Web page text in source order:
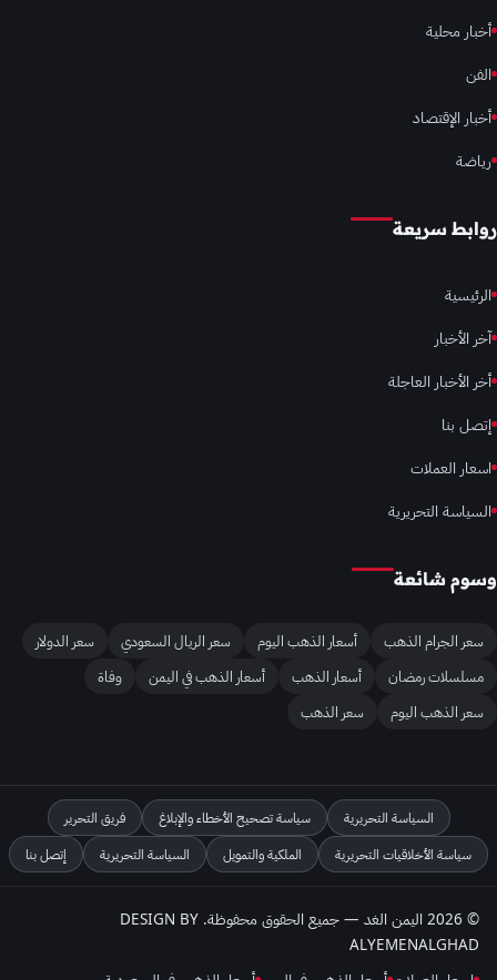
أخبار محلية
الفن
أخبار الإقتصاد
رياضة
روابط سريعة
الرئيسية
آخر الأخبار
أخر الأخبار العاجلة
إتصل بنا
اسعار العملات
السياسة التحريرية
وسوم شائعة
سعر الجرام الذهب أسعار الذهب اليوم سعر الريال السعودي
سعر الدولار
مسلسلات رمضان
أسعار الذهب أسعار الذهب في اليمن
وفاة
سعر الذهب اليوم
سعر الذهب
السياسة التحريرية سياسة تصحيح الأخطاء والإبلاغ
فريق التحرير
سياسة الأخلاقيات التحريرية
الملكية والتمويل السياسة التحريرية إتصل بنا
© 2026 اليمن الغد — جميع الحقوق محفوظة. DESIGN BY
ALYEMENALGHAD